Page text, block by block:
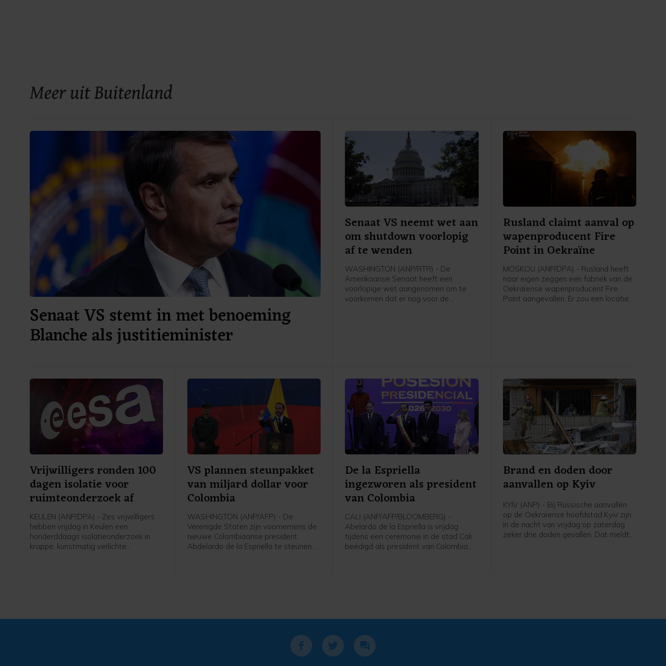
Meer uit Buitenland
Senaat VS stemt in met benoeming
Blanche als justitieminister
Senaat VS neemt wet aan
om shutdown voorlopig
af te wenden
WASHINGTON (ANP/RTR) - De
Amerikaanse Senaat heeft een
voorlopige wet aangenomen om te
voorkomen dat er nog voor de
overheidsdiensten stilgelegd omdat er
geen geld meer beschikbaar is.
Rusland claimt aanval op
wapenproducent Fire
Point in Oekraïne
MOSKOU (ANP/DPA) - Rusland heeft
naar eigen zeggen een fabriek van de
Oekraïense wapenproducent Fire
Point aangevallen. Er zou een locatie
Vrijwilligers ronden 100
dagen isolatie voor
ruimteonderzoek af
KEULEN (ANP/DPA) - Zes vrijwilligers
hebben vrijdag in Keulen een
honderddaags isolatieonderzoek in
krappe, kunstmatig verlichte
VS plannen steunpakket
van miljard dollar voor
Colombia
WASHINGTON (ANP/AFP) - De
Verenigde Staten zijn voornemens de
nieuwe Colombiaanse president
Abdelardo de la Espriella te steunen
De la Espriella
ingezworen als president
van Colombia
CALI (ANP/AFP/BLOOMBERG) -
Abelardo de la Espriella is vrijdag
tijdens een ceremonie in de stad Cali
beëdigd als president van Colombia.
Brand en doden door
aanvallen op Kyiv
KYIV (ANP) - Bij Russische aanvallen
op de Oekraïense hoofdstad Kyiv zijn
in de nacht van vrijdag op zaterdag
zeker drie doden gevallen. Dat meldt